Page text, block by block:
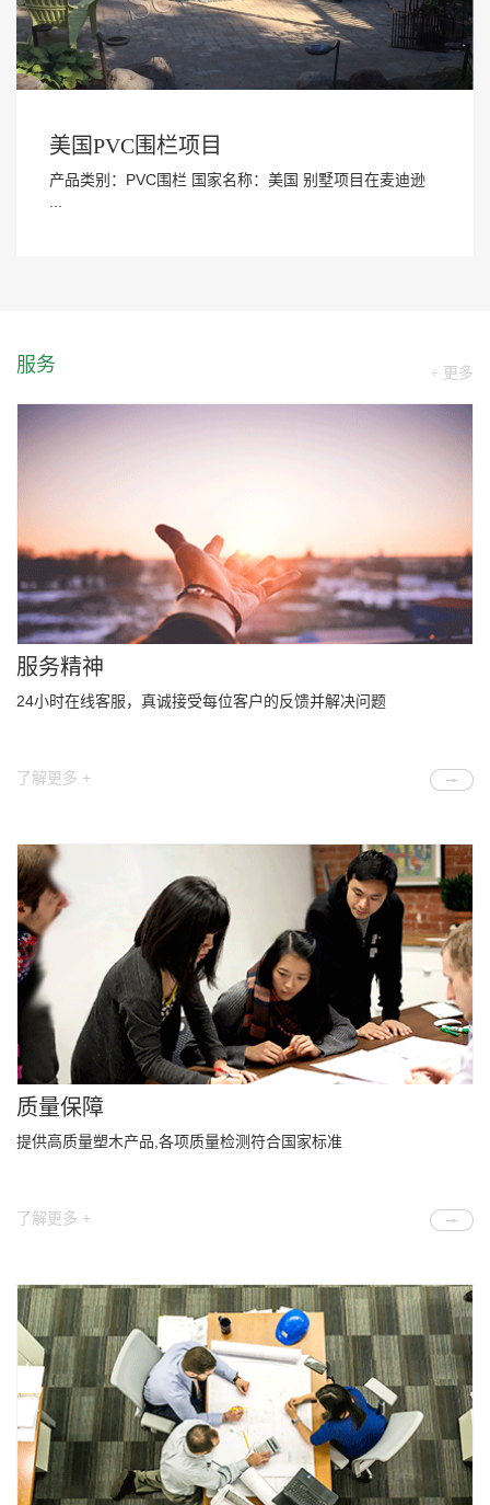
美国PVC围栏项目
产品类别：PVC围栏 国家名称：美国 别墅项目在麦迪逊
...
服务 + 更多
服务精神
24小时在线客服，真诚接受每位客户的反馈并解决问题
了解更多 +
质量保障
提供高质量塑木产品,各项质量检测符合国家标准
了解更多 +